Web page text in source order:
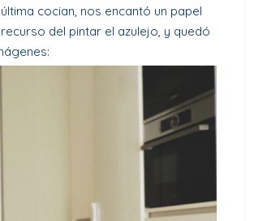
cocian, nos encantó un papel
del pintar el azulejo, y quedó